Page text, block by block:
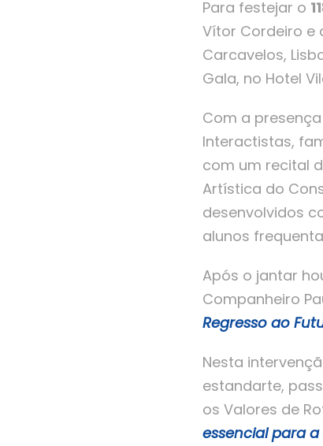
Para festejar o
Vítor Cordeiro e
Carcavelos,
Gala, no Hotel
Com a
Interactistas,
com um recital
Artística do
desenvolvidos
alunos
Após o jantar
Companheiro
Regresso ao
Nesta
estandarte,
os Valores de
essencial para